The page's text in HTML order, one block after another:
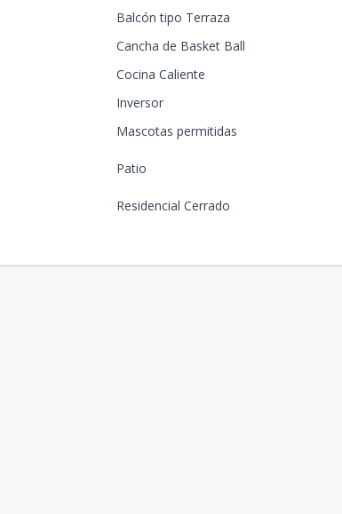
Balcón tipo Terraza
Cancha de Basket Ball
Cocina Caliente
Inversor
Mascotas permitidas
Patio
Residencial Cerrado